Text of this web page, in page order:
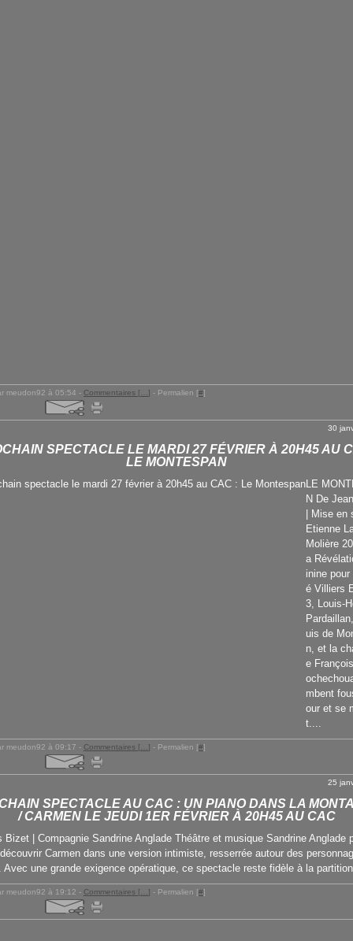
meudon92 à 05:54 - Commentaires [ ] - Permalien [#]
30
SPECTACLE LE MARDI 27 FÉVRIER À 20H45 AU
LE MONTESPAN
LE
N De
| Mise en
Etienne
Molière
a
inine pour
é Villiers
3, Louis-
uis de
n, et la
e
mbent
our et se
t....
meudon92 à 09:17 - Commentaires [ ] - Permalien [#]
25
SPECTACLE AU CAC : UN PIANO DANS LA
/ CARMEN LE JEUDI 1ER FÉVRIER À 20H45 AU CAC
Bizet | Compagnie Sandrine Anglade Théâtre et musique Sandrine Anglade
Carmen dans une version intimiste, resserrée autour des
Avec une grande exigence opératique, ce spectacle reste fidèle à la
meudon92 à 19:12 - Commentaires [ ] - Permalien [#]